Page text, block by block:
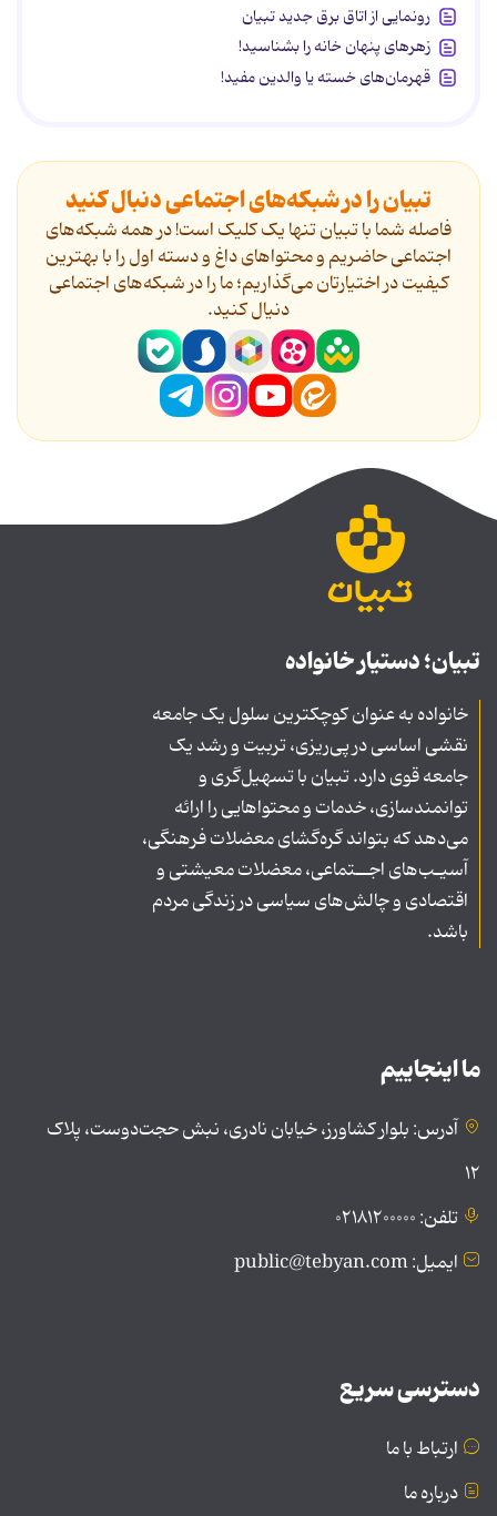
رونمایی از اتاق برق جدید تبیان
زهرهای پنهان خانه را بشناسید!
قهرمان‌های خسته یا والدین مفید!
تبیان را در شبکه‌های اجتماعی دنبال کنید
فاصله شما با تبیان تنها یک کلیک است! در همه شبکه‌های
اجتماعی حاضریم و محتواهای داغ و دسته اول را با بهترین
کیفیت در اختیارتان می‌گذاریم؛ ما را در شبکه‌های اجتماعی
دنیال کنید.
تبیان؛ دستیار خانواده
خانواده به عنوان کوچکترین سلول یک جامعه
نقشی اساسی در پی‌ریزی، تربیت و رشد یک
جامعه قوی دارد. تبیان با تسهیل‌گری و
توانمندسازی، خدمات و محتواهایی را ارائه
می‌دهد که بتواند گره‌گشای معضلات فرهنگی،
آسیـب‌های اجــتماعی، معضلات معیشتی و
اقتصادی و چالش‌های سیاسی در زندگی مردم
باشد.
ما اینجاییم
آدرس: بلوار کشاورز، خیابان نادری، نبش حجت‌دوست، پلاک
۱۲
تلفن: ۰۲۱۸۱۲۰۰۰۰۰
ایمیل: public@tebyan.com
دسترسی سریع
ارتباط با ما
درباره ما